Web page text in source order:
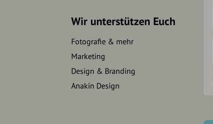
Wir unterstützen Euch
Fotografie & mehr
Marketing
Design & Branding
Anakin Design